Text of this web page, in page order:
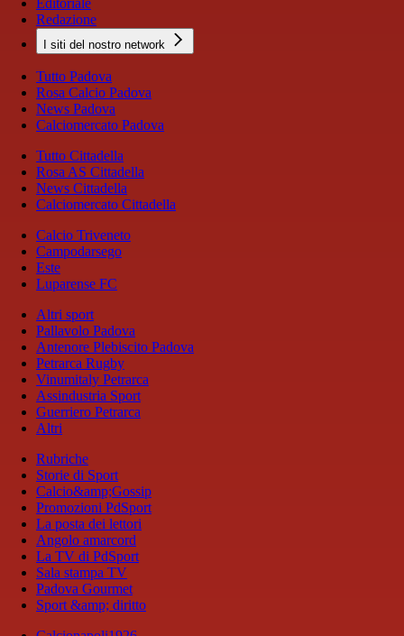
Editoriale
Redazione
I siti del nostro network
Tutto Padova
Rosa Calcio Padova
News Padova
Calciomercato Padova
Tutto Cittadella
Rosa AS Cittadella
News Cittadella
Calciomercato Cittadella
Calcio Triveneto
Campodarsego
Este
Luparense FC
Altri sport
Pallavolo Padova
Antenore Plebiscito Padova
Petrarca Rugby
Vinumitaly Petrarca
Assindustria Sport
Guerriero Petrarca
Altri
Rubriche
Storie di Sport
Calcio&amp;Gossip
Promozioni PdSport
La posta dei lettori
Angolo amarcord
La TV di PdSport
Sala stampa TV
Padova Gourmet
Sport &amp; diritto